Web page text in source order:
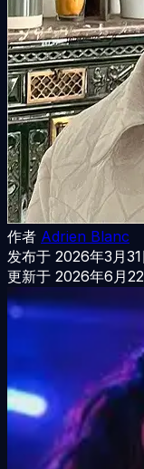
作者 Adrien Blanc
发布于 2026年3月31
更新于 2026年6月